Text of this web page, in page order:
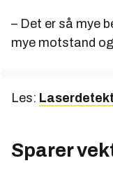
– Det er så mye
mye motstand
Les:
Sparer